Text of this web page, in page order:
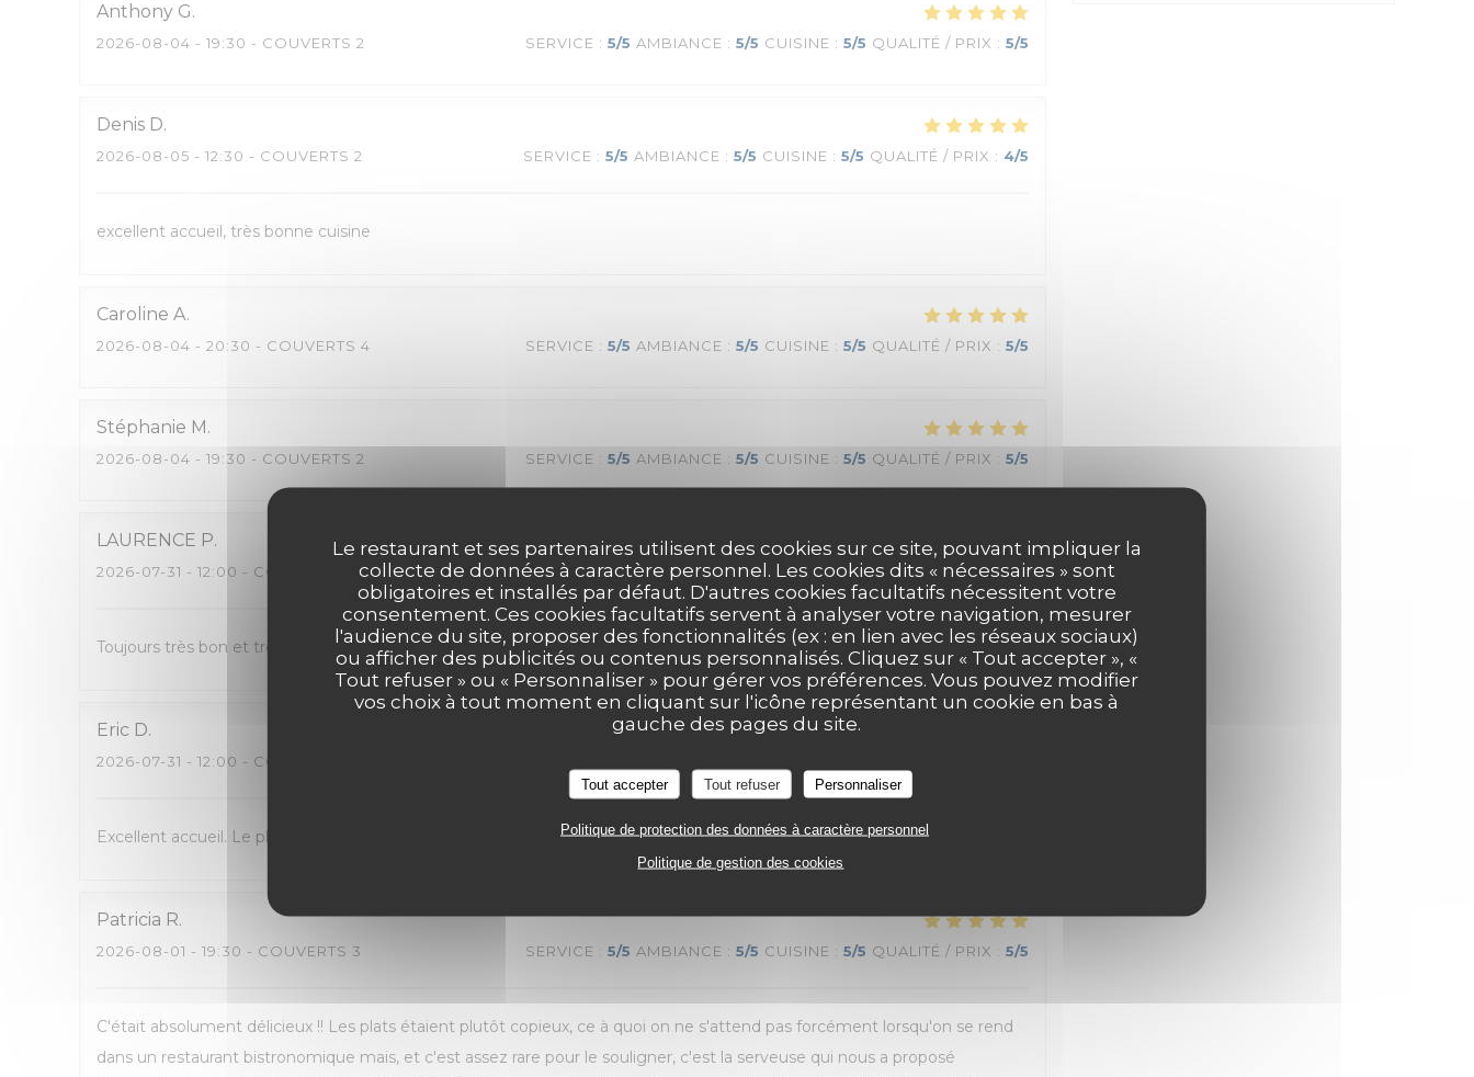
Le restaurant et ses partenaires utilisent des cookies sur ce site, pouvant impliquer la
collecte de données à caractère personnel. Les cookies dits « nécessaires » sont
obligatoires et installés par défaut. D'autres cookies facultatifs nécessitent votre
consentement. Ces cookies facultatifs servent à analyser votre navigation, mesurer
l'audience du site, proposer des fonctionnalités (ex : en lien avec les réseaux sociaux)
ou afficher des publicités ou contenus personnalisés. Cliquez sur « Tout accepter », «
Tout refuser » ou « Personnaliser » pour gérer vos préférences. Vous pouvez modifier
vos choix à tout moment en cliquant sur l'icône représentant un cookie en bas à
gauche des pages du site.
Tout accepter Tout refuser Personnaliser
Politique de protection des données à caractère personnel
Politique de gestion des cookies
Anthony G
2026-08-04 - 19:30 - COUVERTS 2 SERVICE : 5/5 AMBIANCE : 5/5 CUISINE : 5/5 QUALITÉ / PRIX : 5/5
Denis D
2026-08-05 - 12:30 - COUVERTS 2 SERVICE : 5/5 AMBIANCE : 5/5 CUISINE : 5/5 QUALITÉ / PRIX : 4/5
excellent accueil, très bonne cuisine
Caroline A
2026-08-04 - 20:30 - COUVERTS 4 SERVICE : 5/5 AMBIANCE : 5/5 CUISINE : 5/5 QUALITÉ / PRIX : 5/5
Stéphanie M
2026-08-04 - 19:30 - COUVERTS 2 SERVICE : 5/5 AMBIANCE : 5/5 CUISINE : 5/5 QUALITÉ / PRIX : 5/5
LAURENCE P
2026-07-31 - 12:00 - COUVERTS 3 SERVICE: 5/5 AMBIANCE: 5/5 CUISINE: 5/5 QUALITÉ / PRIX: 5/5
Toujours très bon et très accueillant.
Eric D
2026-07-31 - 12:00 - COUVERTS 2
Excellent accueil. Le plat du jour était excellent ainsi que la présentation. Je recommande vivement
Patricia R
2026-08-01 - 19:30 - COUVERTS 3 SERVICE : 5/5 AMBIANCE : 5/5 CUISINE : 5/5 QUALITÉ / PRIX : 5/5
C'était absolument délicieux !! Les plats étaient plutôt copieux, ce à quoi on ne s'attend pas forcément lorsqu'on se rend
dans un restaurant bistronomique mais, et c'est assez rare pour le souligner, c'est la serveuse qui nous a proposé